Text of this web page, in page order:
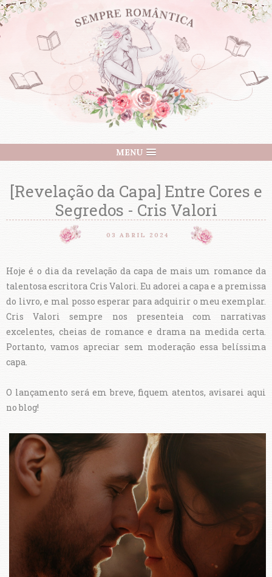
MENU
[Revelação da Capa] Entre Cores e
Segredos - Cris Valori
03 ABRIL 2024
Hoje é o dia da revelação da capa de mais um romance da
talentosa escritora Cris Valori. Eu adorei a capa e a premissa
do livro, e mal posso esperar para adquirir o meu exemplar.
Cris Valori sempre nos presenteia com narrativas
excelentes, cheias de romance e drama na medida certa.
Portanto, vamos apreciar sem moderação essa belíssima
capa.
O lançamento será em breve, fiquem atentos, avisarei aqui
no blog!